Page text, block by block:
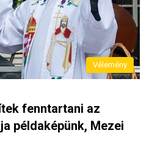
Vélemény
fenntartani az
példaképünk, Mezei